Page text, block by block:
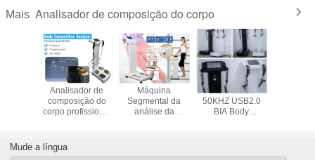
Mais Analisador de composição do corpo
Analisador de
composição do
corpo profissional
Máquina
Segmental da
análise da
Conexão de
50KHZ USB2.0
BIA Body
Mude a língua